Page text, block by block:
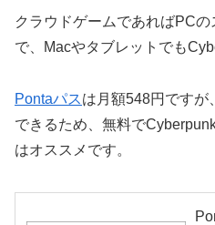
クラウドゲームであればPC
で、Macやタブレットでも
Pontaパスは月額548円ですが
できるため、無料で
はオススメです。